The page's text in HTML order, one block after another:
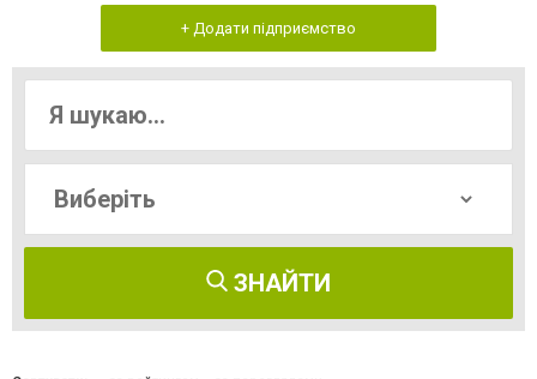
+ Додати підприємство
ЗНАЙТИ